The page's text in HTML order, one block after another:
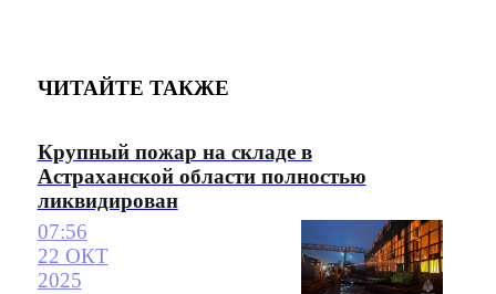
ЧИТАЙТЕ ТАКЖЕ
Крупный пожар на складе в
Астраханской области полностью
ликвидирован
07:56
22 ОКТ
2025